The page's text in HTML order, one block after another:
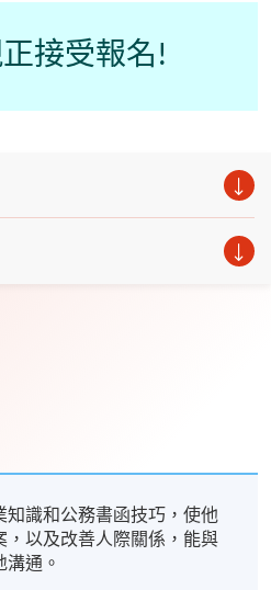
接受報名!
識和公務書函技巧，使他
，以及改善人際關係，能與
通。